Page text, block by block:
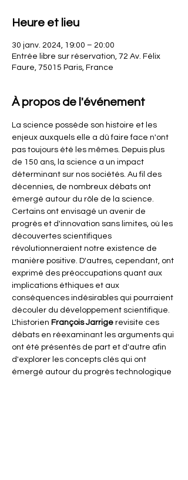
Heure et lieu
30 janv. 2024, 19:00 – 20:00
Entrée libre sur réservation, 72 Av. Félix
Faure, 75015 Paris, France
À propos de l'événement
La science possède son histoire et les
enjeux auxquels elle a dû faire face n'ont
pas toujours été les mêmes. Depuis plus
de 150 ans, la science a un impact
déterminant sur nos sociétés. Au fil des
décennies, de nombreux débats ont
émergé autour du rôle de la science.
Certains ont envisagé un avenir de
progrès et d'innovation sans limites, où les
découvertes scientifiques
révolutionneraient notre existence de
manière positive. D'autres, cependant, ont
exprimé des préoccupations quant aux
implications éthiques et aux
conséquences indésirables qui pourraient
découler du développement scientifique.
L'historien François Jarrige revisite ces
débats en réexaminant les arguments qui
ont été présentés de part et d'autre afin
d'explorer les concepts clés qui ont
émergé autour du progrès technologique